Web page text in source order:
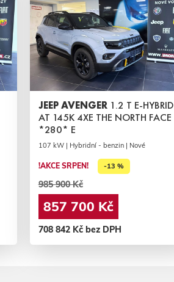
JEEP AVENGER 1.2 T E-HYBRID
AT 145K 4XE THE NORTH FACE
*280* E
107 kW | Hybridní - benzin | Nové
!AKCE SRPEN! -13 %
985 900 Kč
857 700 Kč
708 842 Kč bez DPH